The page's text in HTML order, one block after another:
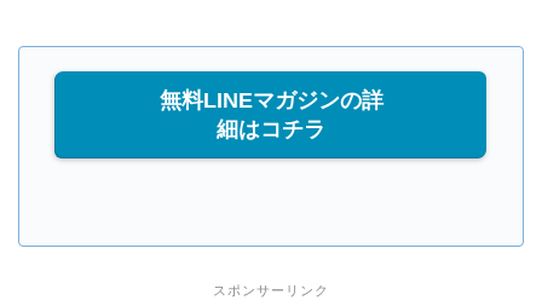
無料LINEマガジンの詳
細はコチラ
スポンサーリンク